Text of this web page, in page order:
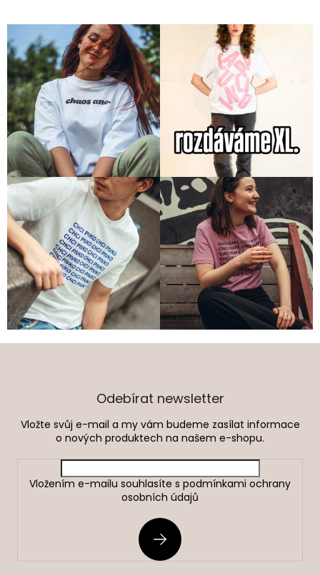
Z
Odebírat newsletter
Vložte svůj e-mail a my vám budeme zasílat informace
o nových produktech na našem e-shopu.
Vložením e-mailu souhlasíte s podmínkami ochrany
osobních údajů
PŘIHLÁSIT
SE